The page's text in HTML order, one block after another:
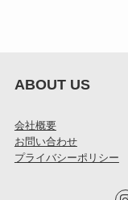
ABOUT US
会社概要
お問い合わせ
プライバシーポリシー